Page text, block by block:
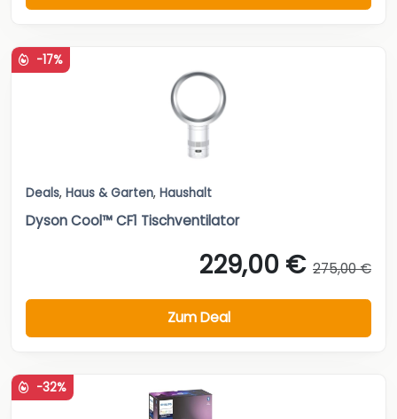
-17%
Deals, Haus & Garten, Haushalt
Dyson Cool™ CF1 Tischventilator
229,00 € 275,00 €
Zum Deal
-32%